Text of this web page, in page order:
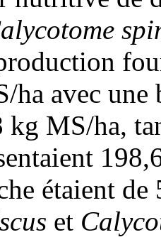
ha avec une
kg MS/ha,
étaient
et